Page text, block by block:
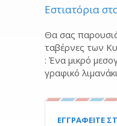
Εστιατόρια
Θα σας
ταβέρνες των
: Ένα μικρό
γραφικό
ΕΓΓΡΑΦΕΙΤΕ